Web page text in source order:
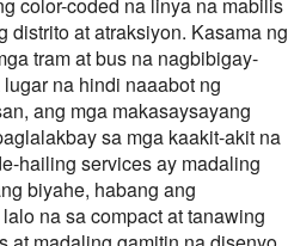
distrito at atraksiyon. Kasama ng
tram at bus na nagbibigay-
na hindi naaabot ng
ang mga makasaysayang
sa mga kaakit-akit na
hailing services ay madaling
biyahe, habang ang
na sa compact at tanawing